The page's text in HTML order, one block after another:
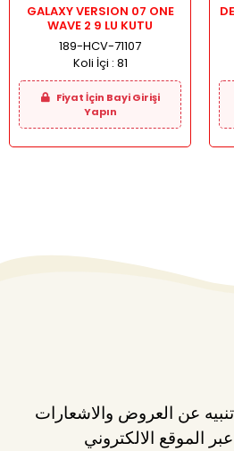
GALAXY VERSION 07 ONE
WAVE 2 9 LU KUTU
189-HCV-71107
Koli İçi : 81
Fiyat İçin Bayi Girişi
Yapın
عن العروض والاشعارات
الموقع الالكتروني